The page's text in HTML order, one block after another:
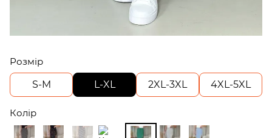
Розмір
S-M
L-XL 2XL-3XL 4XL-5XL
Колір